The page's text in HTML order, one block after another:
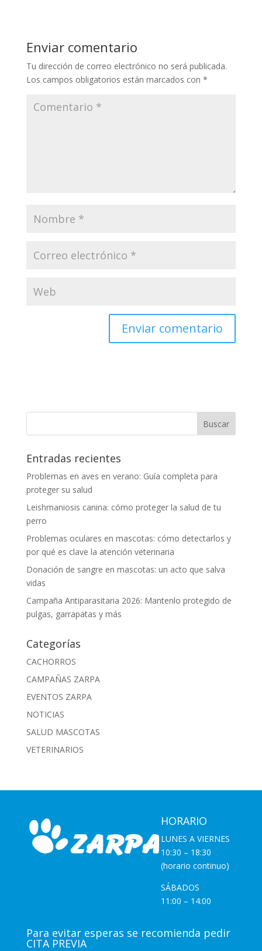
Enviar comentario
Tu dirección de correo electrónico no será publicada.
Los campos obligatorios están marcados con *
Entradas recientes
Problemas en aves en verano: Guía completa para
proteger su salud
Leishmaniosis canina: cómo proteger la salud de tu
perro
Problemas oculares en mascotas: cómo detectarlos y
por qué es clave la atención veterinaria
Donación de sangre en mascotas: un acto que salva
vidas
Campaña Antiparasitaria 2026: Mantenlo protegido de
pulgas, garrapatas y más
Categorías
CACHORROS
CAMPAÑAS ZARPA
EVENTOS ZARPA
NOTICIAS
SALUD MASCOTAS
VETERINARIOS
HORARIO
LUNES A VIERNES
10:30 – 18:30
(horario continuo)
SÁBADOS
11:00 – 14:00
Para evitar esperas se recomienda pedir
CITA PREVIA